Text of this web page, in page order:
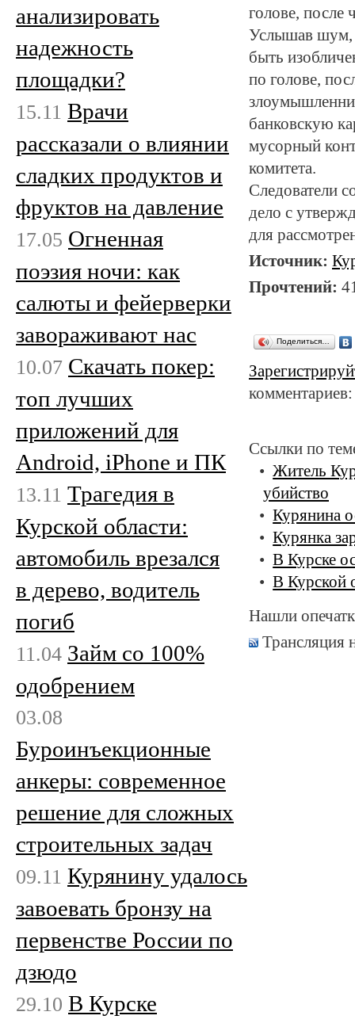
голове, после
Услышав шум,
быть
по голове,
банковскую
мусорный
комитета.
Следователи
дело с
для
Источник:
Прочтений:
Поделиться…
Ссылки по
Житель
убийство
Курянина
Курянка
В Курске
В Курской
Нашли
Трансляция
анализировать
надежность
площадки?
15.11 Врачи
рассказали о влиянии
сладких продуктов и
фруктов на давление
17.05 Огненная
поэзия ночи: как
салюты и фейерверки
завораживают нас
10.07 Скачать покер:
топ лучших
приложений для
Android, iPhone и ПК
13.11 Трагедия в
Курской области:
автомобиль врезался
в дерево, водитель
погиб
11.04 Займ со 100%
одобрением
03.08
Буроинъекционные
анкеры: современное
решение для сложных
строительных задач
09.11 Курянину удалось
завоевать бронзу на
первенстве России по
дзюдо
29.10 В Курске